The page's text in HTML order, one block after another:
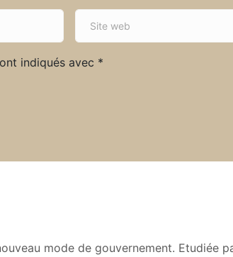
mode de gouvernement. Etudiée
indiqués avec *
e